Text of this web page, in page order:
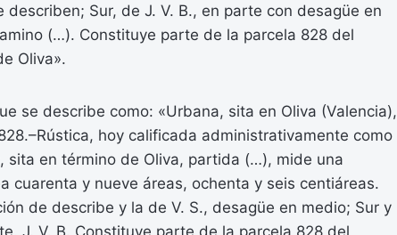
Sur, de J. V. B., en parte con desagüe en
(…). Constituye parte de la parcela 828 del
Oliva».
se describe como: «Urbana, sita en Oliva (Valencia),
hoy calificada administrativamente como
sita en término de Oliva, partida (…), mide una
cuarenta y nueve áreas, ochenta y seis centiáreas.
de describe y la de V. S., desagüe en medio; Sur y